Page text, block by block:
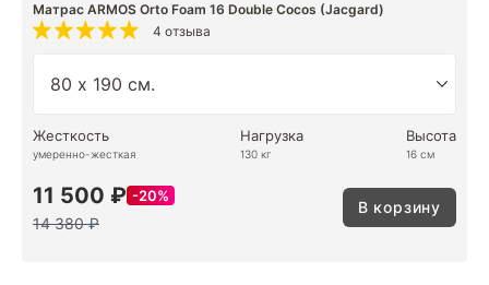
Матрас ARMOS Orto Foam 16 Double Cocos (Jacgard)
4 отзыва
Жесткость
умеренно-жесткая
Нагрузка
130 кг
Высота
16 см
11 500 ₽ 20%
14 380 ₽
В корзину